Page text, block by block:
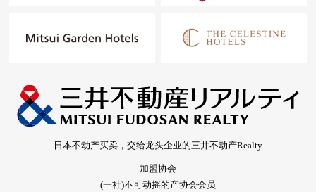
日本不动产买卖，交给龙头企业的三井不动产Realty
加盟协会
(一社)不可动摇的产协会会员